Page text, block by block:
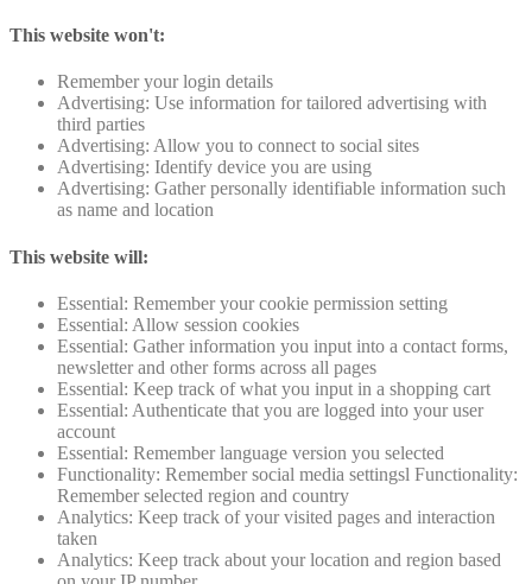
This website won't:
Remember your login details
Advertising: Use information for tailored advertising with
third parties
Advertising: Allow you to connect to social sites
Advertising: Identify device you are using
Advertising: Gather personally identifiable information such
as name and location
This website will:
Essential: Remember your cookie permission setting
Essential: Allow session cookies
Essential: Gather information you input into a contact forms,
newsletter and other forms across all pages
Essential: Keep track of what you input in a shopping cart
Essential: Authenticate that you are logged into your user
account
Essential: Remember language version you selected
Functionality: Remember social media settingsl Functionality:
Remember selected region and country
Analytics: Keep track of your visited pages and interaction
taken
Analytics: Keep track about your location and region based